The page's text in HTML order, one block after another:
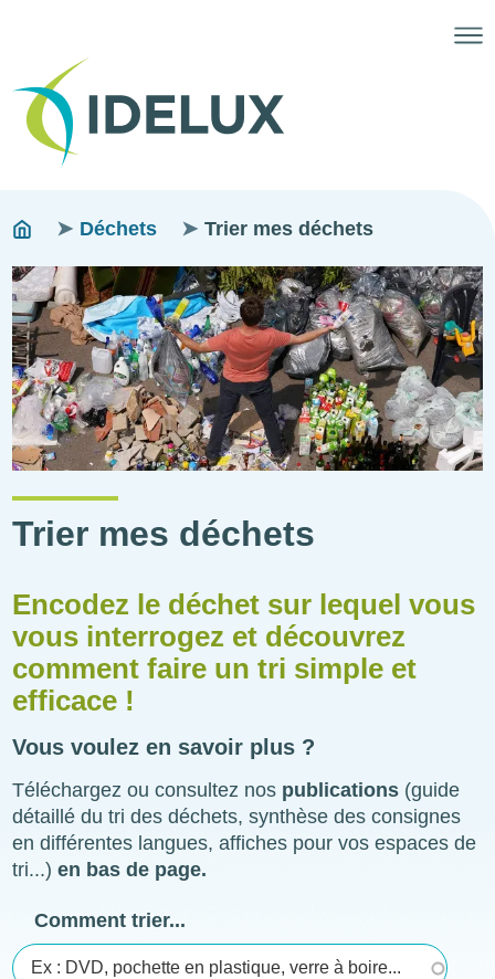
Fils
d'ariane
You
here:
Déchets Trier mes déchets
Image
Trier mes déchets
Encodez le déchet sur lequel vous
vous interrogez et découvrez
comment faire un tri simple et
efficace !
Vous voulez en savoir plus ?
Téléchargez ou consultez nos publications (guide
détaillé du tri des déchets, synthèse des consignes
en différentes langues, affiches pour vos espaces de
tri...)en bas de page.
Comment trier...